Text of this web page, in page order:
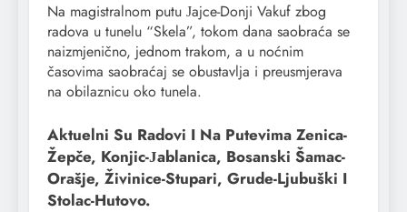
Na magistralnom putu Јajce-Donji Vakuf zbog
radova u tunelu “Skela”, tokom dana saobraća se
naizmjenično, jednom trakom, a u noćnim
časovima saobraćaj se obustavlja i preusmjerava
na obilaznicu oko tunela.
Aktuelni Su Radovi I Na Putevima Zenica-
Žepče, Konjic-Јablanica, Bosanski Šamac-
Orašje, Živinice-Stupari, Grude-Ljubuški I
Stolac-Hutovo.